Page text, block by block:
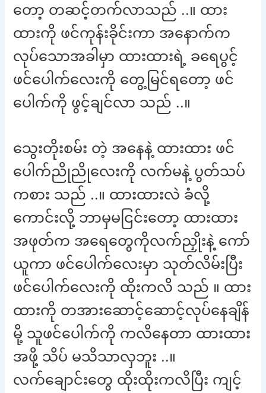
တော့ တဆင့်တက်လာသည် ..။ ထား
ထားကို ဖင်ကုန်းခိုင်းကာ အနောက်က
လုပ်သောအခါမှာ ထားထားရဲ့ ခရေပွင့်
ဖင်ပေါက်လေးကို တွေ့မြင်ရတော့ ဖင်
ပေါက်ကို ဖွင့်ချင်လာ သည် ..။
သွေးတိုးစမ်း တဲ့ အနေနဲ့ ထားထား ဖင်
ပေါက်ညိုညိုလေးကို လက်မနဲ့ ပွတ်သပ်
ကစား သည် ..။ ထားထားလဲ ခံလို့
ကောင်းလို့ ဘာမှမငြင်းတော့ ထားထား
အဖုတ်က အရေတွေကိုလက်ညှိုးနဲ့ ကော်
ယူကာ ဖင်ပေါက်လေးမှာ သုတ်လိမ်းပြီး
ဖင်ပေါက်လေးကို ထိုးကလိ သည် ။ ထား
ထားကို တအားဆောင့်ဆောင့်လုပ်နေချိန်
မို့ သူဖင်ပေါက်ကို ကလိနေတာ ထားထား
အဖို့ သိပ် မသိသာလှဘူး ..။
လက်ချောင်းတွေ ထိုးထိုးကလိပြီး ကျင့်